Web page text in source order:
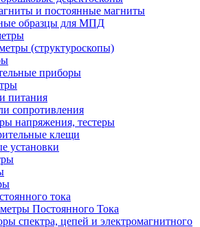
и постоянные магниты
образцы для МПД
(структуроскопы)
приборы
питания
сопротивления
напряжения, тестеры
клещи
установки
тока
Постоянного Тока
спектра, цепей и электромагнитного